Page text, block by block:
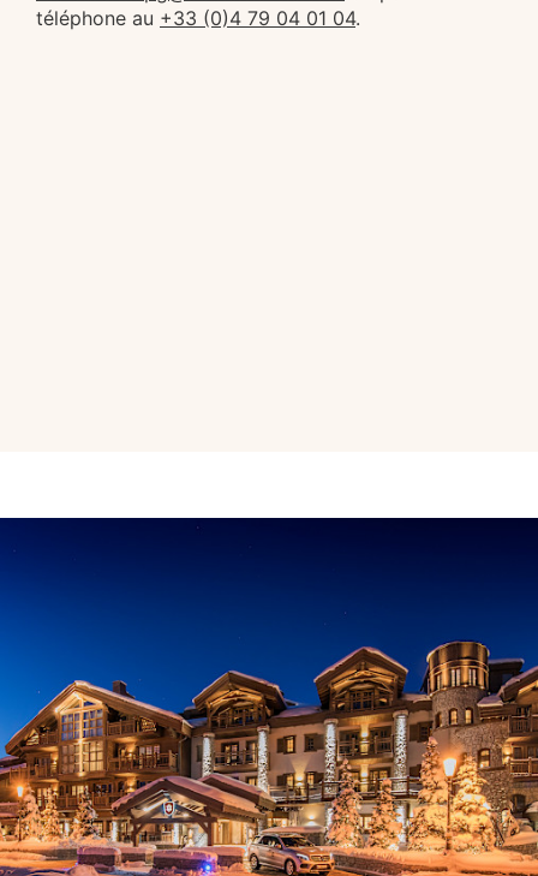
téléphone au +33 (0)4 79 04 01 04.